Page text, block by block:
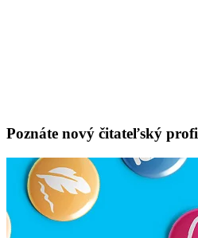
Poznáte nový čitateľský